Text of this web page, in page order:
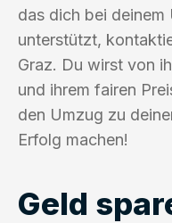
das dich bei deinem
unterstützt,
Graz. Du wirst von
und ihrem fairen
den Umzug zu
Erfolg machen!
Geld